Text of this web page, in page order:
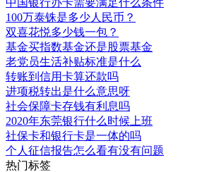
100万泰铢是多少人民币？
双喜花悦多少钱一包？
基金买指数基金还是股票基金
老党员生活补贴标准是什么
转账到信用卡算还款吗
进项税转出是什么意思呀
社会保障卡存钱有利息吗
2020年东莞银行什么时候上班
社保卡和银行卡是一体的吗
个人征信报告怎么看有没有问题
热门标签